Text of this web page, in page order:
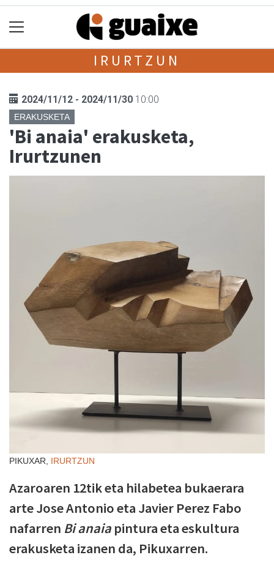
IRURTZUN
2024/11/12 - 2024/11/30 10:00
ERAKUSKETA
'Bi anaia' erakusketa,
Irurtzunen
PIKUXAR, IRURTZUN
Azaroaren 12tik eta hilabetea bukaerara
arte Jose Antonio eta Javier Perez Fabo
nafarren Bi anaia pintura eta eskultura
erakusketa izanen da, Pikuxarren.